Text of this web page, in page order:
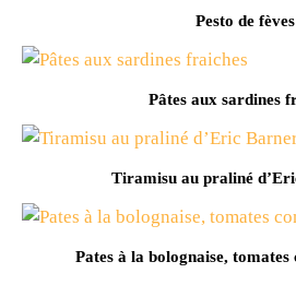
Pesto de fèves
Pâtes aux sardines
Tiramisu au praliné
Pates à la bolognaise,